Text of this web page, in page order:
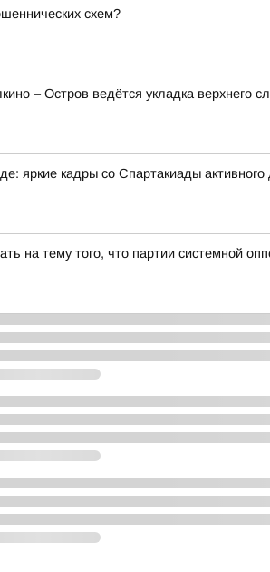
схем?
– Остров ведётся укладка верхнего
яркие кадры со Спартакиады
на тему того, что партии системной